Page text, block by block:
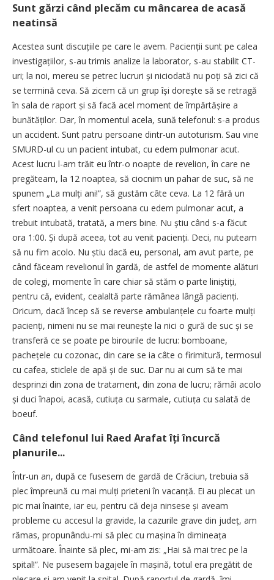
Sunt gărzi când plecăm cu mâncarea de acasă
neatinsă
Acestea sunt discuțiile pe care le avem. Pacienții sunt pe calea
investigațiilor, s-au trimis analize la laborator, s-au stabilit CT-
uri; la noi, mereu se petrec lucruri și niciodată nu poți să zici că
se termină ceva. Să zicem că un grup își dorește să se retragă
în sala de raport și să facă acel moment de împărtășire a
bunătăților. Dar, în momentul acela, sună telefonul: s-a produs
un accident. Sunt patru persoane dintr-un autoturism. Sau vine
SMURD-ul cu un pacient intubat, cu edem pulmonar acut.
Acest lucru l-am trăit eu într-o noapte de revelion, în care ne
pregăteam, la 12 noaptea, să ciocnim un pahar de suc, să ne
spunem „La mulți ani!”, să gustăm câte ceva. La 12 fără un
sfert noaptea, a venit persoana cu edem pulmonar acut, a
trebuit intubată, tratată, a mers bine. Nu știu când s-a făcut
ora 1:00. Și după aceea, tot au venit pacienți. Deci, nu puteam
să nu fim acolo. Nu știu dacă eu, personal, am avut parte, pe
când făceam revelionul în gardă, de astfel de momente alături
de colegi, momente în care chiar să stăm o parte liniștiți,
pentru că, evident, cealaltă parte rămânea lângă pacienți.
Oricum, dacă încep să se reverse ambulanțele cu foarte mulți
pacienți, nimeni nu se mai reunește la nici o gură de suc și se
transferă ce se poate pe birourile de lucru: bomboane,
pachețele cu cozonac, din care se ia câte o firimitură, termosul
cu cafea, sticlele de apă și de suc. Dar nu ai cum să te mai
desprinzi din zona de tratament, din zona de lucru; rămâi acolo
și duci înapoi, acasă, cutiuța cu sarmale, cutiuța cu salată de
boeuf.
Când telefonul lui Raed Arafat îți încurcă
planurile...
Într-un an, după ce fusesem de gardă de Crăciun, trebuia să
plec împreună cu mai mulți prieteni în vacanță. Ei au plecat un
pic mai înainte, iar eu, pentru că deja ninsese și aveam
probleme cu accesul la gravide, la cazurile grave din județ, am
rămas, propunându-mi să plec cu mașina în dimineața
următoare. Înainte să plec, mi-am zis: „Hai să mai trec pe la
spital!”. Ne pusesem bagajele în mașină, totul era pregătit de